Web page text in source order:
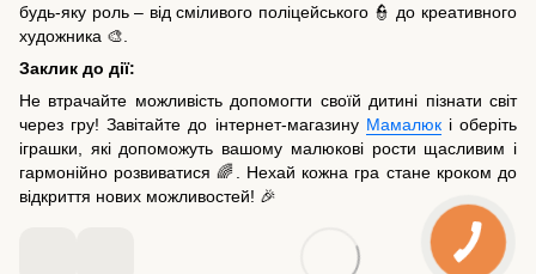
будь-яку роль – від сміливого поліцейського 👮 до креативного
художника 🎨.
Заклик до дії:
Не втрачайте можливість допомогти своїй дитині пізнати світ
через гру! Завітайте до інтернет-магазину Мамалюкі оберіть
іграшки, які допоможуть вашому малюкові рости щасливим і
гармонійно розвиватися 🌈. Нехай кожна гра стане кроком до
відкриття нових можливостей! 🎉